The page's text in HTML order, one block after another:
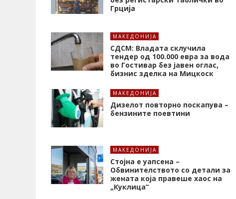
Грција
МАКЕДОНИЈА
СДСМ: Владата склучила
тендер од 100.000 евра за вода
во Гостивар без јавен оглас,
бизнис зделка на Мицкоск
МАКЕДОНИЈА
Дизелот повторно поскапува –
бензините поевтини
МАКЕДОНИЈА
Стојна е уапсена –
Обвинителството со детали за
жената која правеше хаос на
„Куклица“